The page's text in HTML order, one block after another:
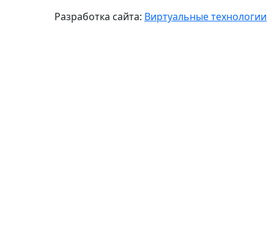
Разработка сайта: Виртуальные технологии